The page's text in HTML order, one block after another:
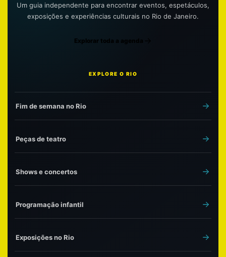
Um guia independente para encontrar eventos, espetáculos,
exposições e experiências culturais no Rio de Janeiro.
Explorar toda a agenda
EXPLORE O RIO
Fim de semana no Rio
Peças de teatro
Shows e concertos
Programação infantil
Exposições no Rio